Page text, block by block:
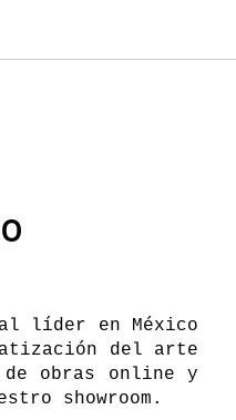
líder en México
del arte
obras online y
showroom.